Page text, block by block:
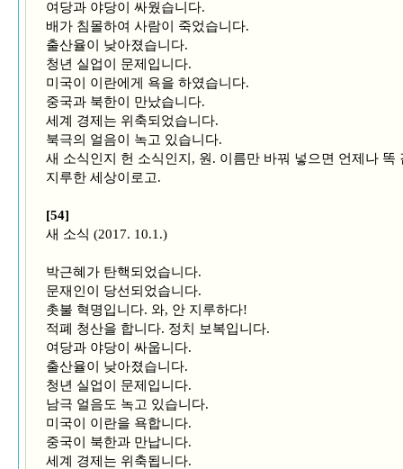
여당과 야당이 싸웠습니다.
배가 침몰하여 사람이 죽었습니다.
출산율이 낮아졌습니다.
청년 실업이 문제입니다.
미국이 이란에게 욕을 하였습니다.
중국과 북한이 만났습니다.
세계 경제는 위축되었습니다.
북극의 얼음이 녹고 있습니다.
새 소식인지 헌 소식인지, 원. 이름만 바꿔 넣으면 언제나 똑
지루한 세상이로고.
[54]
새 소식 (2017. 10.1.)
박근혜가 탄핵되었습니다.
문재인이 당선되었습니다.
촛불 혁명입니다. 와, 안 지루하다!
적폐 청산을 합니다. 정치 보복입니다.
여당과 야당이 싸웁니다.
출산율이 낮아졌습니다.
청년 실업이 문제입니다.
남극 얼음도 녹고 있습니다.
미국이 이란을 욕합니다.
중국이 북한과 만납니다.
세계 경제는 위축됩니다.